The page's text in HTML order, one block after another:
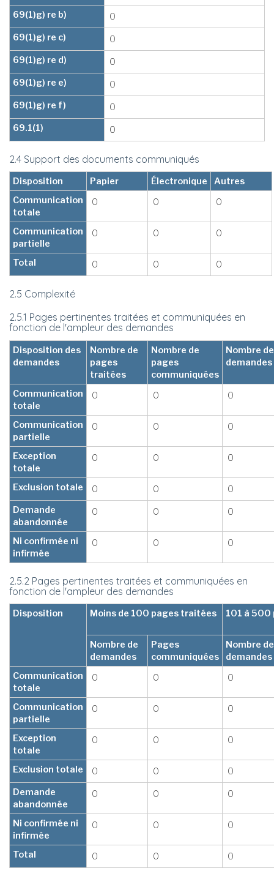
69(1)g) re b)
0
69(1)g) re c)
0
69(1)g) re d)
0
69(1)g) re e)
0
69(1)g) re f)
0
69.1(1)
0
2.4 Support des documents communiqués
Disposition Papier Électronique
Autres
Communication
totale
0 0 0
Communication
partielle
0 0 0
Total 0 0 0
2.5 Complexité
2.5.1 Pages pertinentes traitées et communiquées en
fonction de l'ampleur des demandes
Disposition des
demandes
Nombre de
pages
traitées
Nombre de
pages
communiquées
Nombre de
demandes
Communication
totale
0 0 0
Communication
partielle
0 0 0
Exception
totale
0 0 0
Exclusion totale 0 0
0
Demande
abandonnée
0 0 0
Ni confirmée ni
infirmée
0 0 0
2.5.2 Pages pertinentes traitées et communiquées en
fonction de l'ampleur des demandes
Disposition Moins de 100 pages traitées 101 à
Nombre de
demandes
Pages
communiquées
Nombre de
demandes
Communication
totale
0 0 0
Communication
partielle
0 0 0
Exception
totale
0 0 0
Exclusion totale 0 0
0
Demande
abandonnée
0 0 0
Ni confirmée ni
infirmée
0 0 0
Total 0 0 0